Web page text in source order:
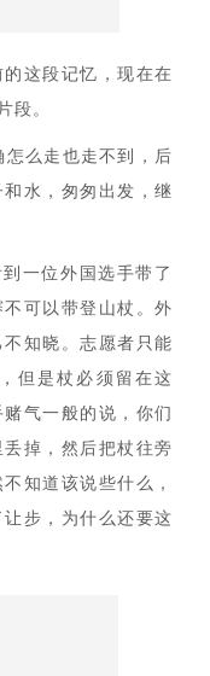
么走也走不到，后
一位外国选手带了
可以带登山杖。外
知晓。志愿者只能
但是杖必须留在这
气一般的说，你们
掉，然后把杖往旁
知道该说些什么，